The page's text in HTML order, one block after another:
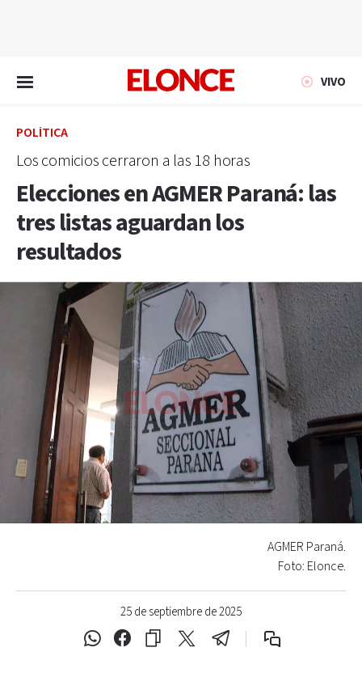
VIVO
POLÍTICA
Los comicios cerraron a las 18 horas
Elecciones en AGMER Paraná: las
tres listas aguardan los
resultados
25 de septiembre de 2025
AGMER Paraná.
Foto: Elonce.